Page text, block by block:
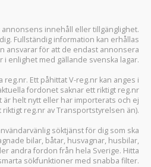
annonsens innehåll eller tillgänglighet.
Fullständig information kan erhållas
ansvarar för att de endast annonsera
enlighet med gällande svenska lagar.
reg.nr. Ett påhittat V-reg.nr kan anges i
fordonet saknar ett riktigt reg.nr
helt nytt eller har importerats och ej
reg.nr av Transportstyrelsen än).
söktjänst för dig som ska
bilar, båtar, husvagnar, husbilar,
andra fordon från hela Sverige. Hitta
sökfunktioner med snabba filter.